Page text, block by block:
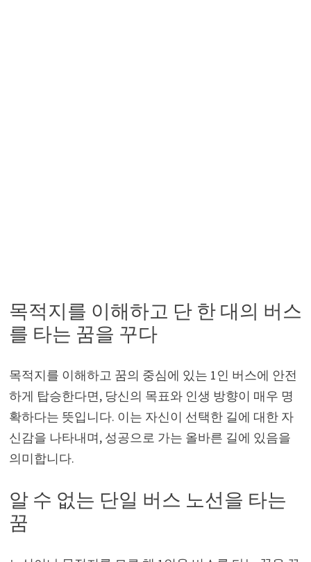
목적지를 이해하고 단 한 대의 버스
를 타는 꿈을 꾸다
목적지를 이해하고 꿈의 중심에 있는 1인 버스에 안전
하게 탑승한다면, 당신의 목표와 인생 방향이 매우 명
확하다는 뜻입니다. 이는 자신이 선택한 길에 대한 자
신감을 나타내며, 성공으로 가는 올바른 길에 있음을
의미합니다.
알 수 없는 단일 버스 노선을 타는
꿈